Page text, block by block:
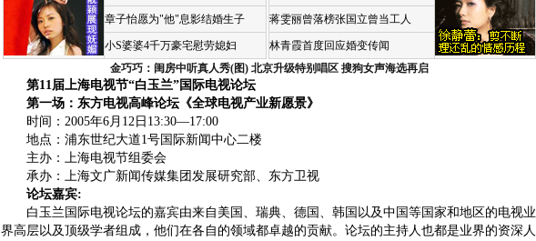
章子怡愿为"他"息影结婚生子
小S婆婆4千万豪宅慰劳媳妇
蒋雯丽曾落榜张国立曾当工人
林青霞首度回应婚变传闻
金巧巧：闺房中听真人秀(图) 北京升级特别唱区 搜狗女声海选再启
第11届上海电视节“白玉兰”国际电视论坛
第一场：东方电视高峰论坛《全球电视产业新愿景》
时间：2005年6月12日13:30—17:00
地点：浦东世纪大道1号国际新闻中心二楼
主办：上海电视节组委会
承办：上海文广新闻传媒集团发展研究部、东方卫视
论坛嘉宾:
白玉兰国际电视论坛的嘉宾由来自美国、瑞典、德国、韩国以及中国等国家和地区的电视业
界高层以及顶级学者组成，他们在各自的领域都卓越的贡献。 论坛的主持人也都是业界的资深人